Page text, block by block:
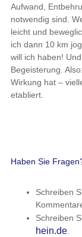
Aufwand,
notwendig sind.
leicht und
ich dann 10 km
will ich haben!
Begeisterung.
Wirkung hat –
etabliert.
Haben Sie
Schreiben
Schreiben
hein.de.